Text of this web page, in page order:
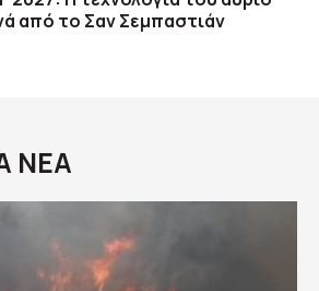
από το Σαν Σεμπαστιάν
ΝΕΑ